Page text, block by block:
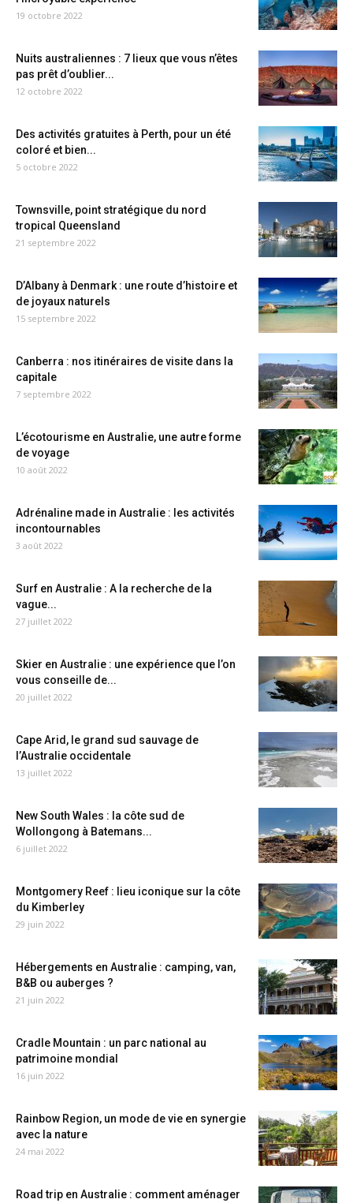
19 octobre 2022
Nuits australiennes : 7 lieux que vous n’êtes
pas prêt d’oublier...
12 octobre 2022
Des activités gratuites à Perth, pour un été
coloré et bien...
5 octobre 2022
Townsville, point stratégique du nord
tropical Queensland
21 septembre 2022
D’Albany à Denmark : une route d’histoire et
de joyaux naturels
15 septembre 2022
Canberra : nos itinéraires de visite dans la
capitale
7 septembre 2022
L’écotourisme en Australie, une autre forme
de voyage
10 août 2022
Adrénaline made in Australie : les activités
incontournables
3 août 2022
Surf en Australie : A la recherche de la
vague...
27 juillet 2022
Skier en Australie : une expérience que l’on
vous conseille de...
20 juillet 2022
Cape Arid, le grand sud sauvage de
l’Australie occidentale
13 juillet 2022
New South Wales : la côte sud de
Wollongong à Batemans...
6 juillet 2022
Montgomery Reef : lieu iconique sur la côte
du Kimberley
29 juin 2022
Hébergements en Australie : camping, van,
B&B ou auberges ?
21 juin 2022
Cradle Mountain : un parc national au
patrimoine mondial
16 juin 2022
Rainbow Region, un mode de vie en synergie
avec la nature
24 mai 2022
Road trip en Australie : comment aménager